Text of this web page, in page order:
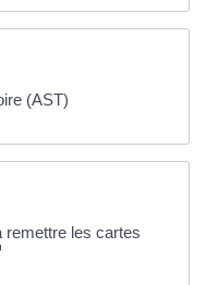
(AST)
remettre les cartes